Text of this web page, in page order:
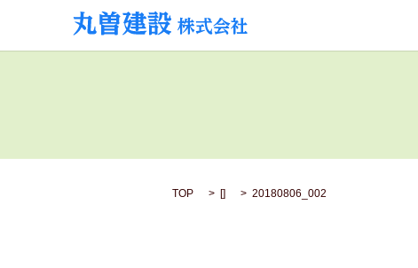
TOP [] 20180806_002